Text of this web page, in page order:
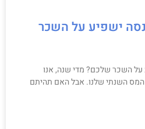
ישפיע על השכר
על השכר שלכם? מדי שנה, אנו
השנתי שלנו. אבל האם תהיתם